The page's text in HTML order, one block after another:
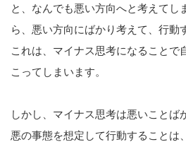
と、なんでも悪い方向へと考えてし
ら、悪い方向にばかり考えて、行動
これは、マイナス思考になることで
こってしまいます。
しかし、マイナス思考は悪いことば
悪の事態を想定して行動することは